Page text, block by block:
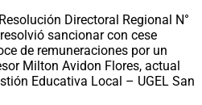
Directoral Regional N°
sancionar con cese
de remuneraciones por un
Milton Avidon Flores, actual
Educativa Local – UGEL San